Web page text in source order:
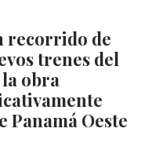
recorrido de
trenes del
obra
Panamá Oeste